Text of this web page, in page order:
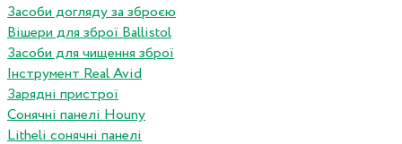
Засоби догляду за зброєю
Вішери для зброї Ballistol
Засоби для чищення зброї
Інструмент Real Avid
Зарядні пристрої
Сонячні панелі Houny
Litheli сонячні панелі